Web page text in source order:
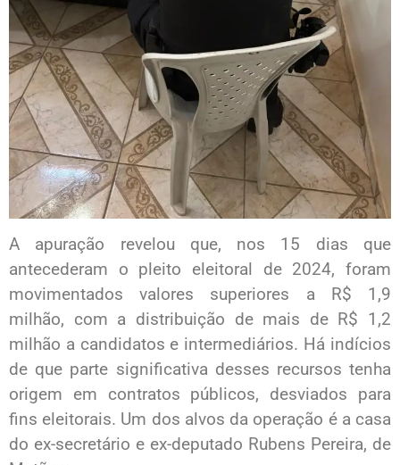
A apuração revelou que, nos 15 dias que
antecederam o pleito eleitoral de 2024, foram
movimentados valores superiores a R$ 1,9
milhão, com a distribuição de mais de R$ 1,2
milhão a candidatos e intermediários. Há indícios
de que parte significativa desses recursos tenha
origem em contratos públicos, desviados para
fins eleitorais. Um dos alvos da operação é a casa
do ex-secretário e ex-deputado Rubens Pereira, de